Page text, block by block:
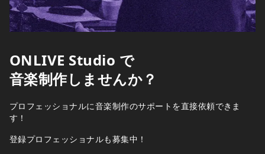
ONLIVE Studio で
音楽制作しませんか？
プロフェッショナルに音楽制作のサポートを直接依頼できま
す！
登録プロフェッショナルも募集中！